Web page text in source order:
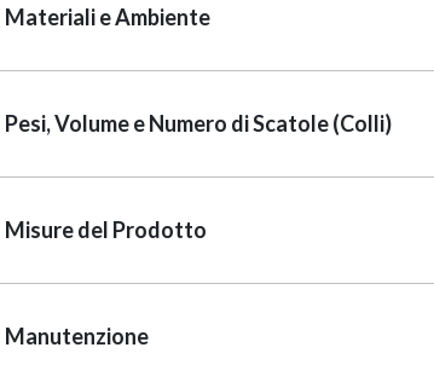
Materiali e Ambiente
Pesi, Volume e Numero di Scatole (Colli)
Misure del Prodotto
Manutenzione